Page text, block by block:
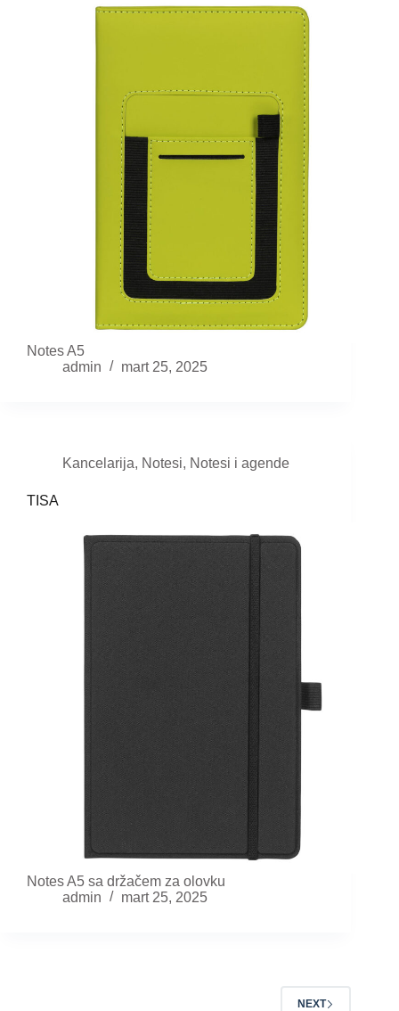
Notes A5
admin
mart 25, 2025
Kancelarija, Notesi, Notesi i agende
TISA
Notes A5 sa držačem za olovku
admin
mart 25, 2025
NEXT